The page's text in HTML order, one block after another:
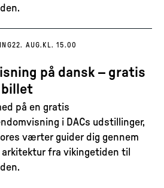
22. AUG. KL. 15.00
på dansk – gratis
billet
på en gratis
i DACs udstillinger,
værter guider dig gennem
fra vikingetiden til